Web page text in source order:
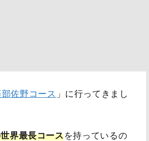
佐野コース 」に行ってきまし
界最長コースを持っているの